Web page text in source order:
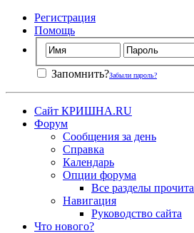
Регистрация
Помощь
Запомнить?Забыли пароль?
Сайт КРИШНА.RU
Форум
Сообщения за день
Справка
Календарь
Опции форума
Все разделы
Навигация
Руководство сайта
Что нового?